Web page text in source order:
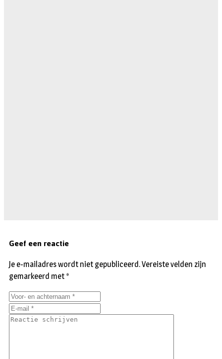
Geef een reactie
Je e-mailadres wordt niet gepubliceerd.Vereiste velden zijn
gemarkeerd met *